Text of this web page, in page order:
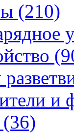
(210)
и
(36)